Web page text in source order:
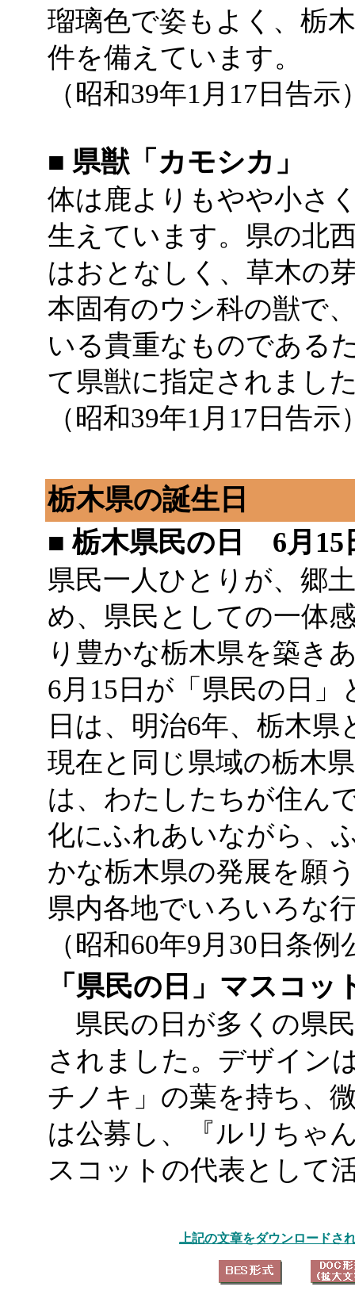
瑠璃色で姿もよく、栃
件を備えています。
（昭和39年1月17日告示
■ 県獣「カモシカ」
体は鹿よりもやや小さ
生えています。県の北
はおとなしく、草木の
本固有のウシ科の獣で
いる貴重なものである
て県獣に指定されまし
（昭和39年1月17日告示
栃木県の誕生日
■ 栃木県民の日 6月15
県民一人ひとりが、郷
め、県民としての一体
り豊かな栃木県を築き
6月15日が「県民の日
日は、明治6年、栃木
現在と同じ県域の栃木
は、わたしたちが住ん
化にふれあいながら、
かな栃木県の発展を願
県内各地でいろいろな
（昭和60年9月30日条例
「県民の日」マスコ
県民の日が多くの県
されました。デザイン
チノキ」の葉を持ち、
は公募し、『ルリちゃ
スコットの代表として
上記の文章をダウンロードさ